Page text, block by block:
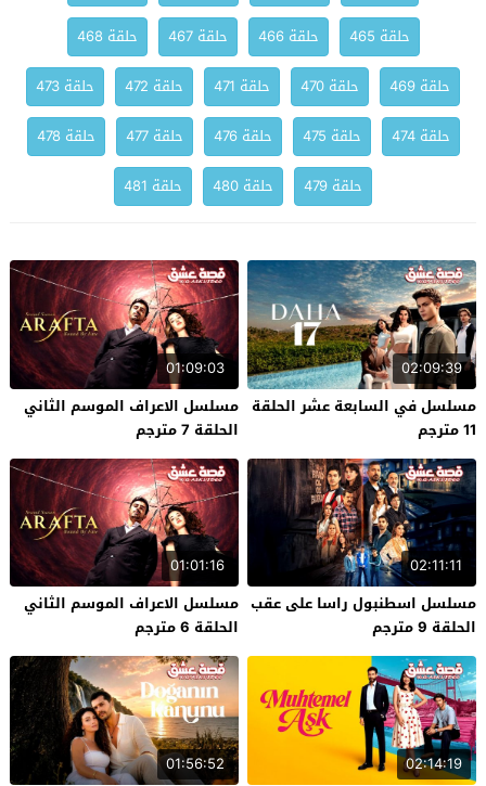
حلقة 465
حلقة 466 حلقة 467
حلقة 468
حلقة 469
حلقة 470 حلقة 471 حلقة 472
حلقة 473
حلقة 474
حلقة 475 حلقة 476 حلقة 477
حلقة 478
حلقة 479
حلقة 480 حلقة 481
02:09:39
مسلسل في السابعة عشر الحلقة
11 مترجم
01:09:03
مسلسل الاعراف الموسم الثاني
الحلقة 7 مترجم
02:11:11
مسلسل اسطنبول راسا على عقب
الحلقة 9 مترجم
01:01:16
مسلسل الاعراف الموسم الثاني
الحلقة 6 مترجم
02:14:19
01:56:52